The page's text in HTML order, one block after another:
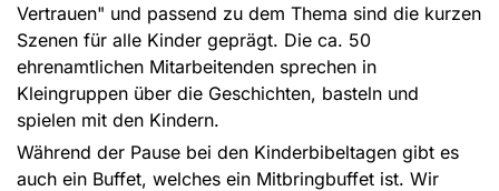
Vertrauen" und passend zu dem Thema sind die kurzen
Szenen für alle Kinder geprägt. Die ca. 50
ehrenamtlichen Mitarbeitenden sprechen in
Kleingruppen über die Geschichten, basteln und
spielen mit den Kindern.
Während der Pause bei den Kinderbibeltagen gibt es
auch ein Buffet, welches ein Mitbringbuffet ist. Wir